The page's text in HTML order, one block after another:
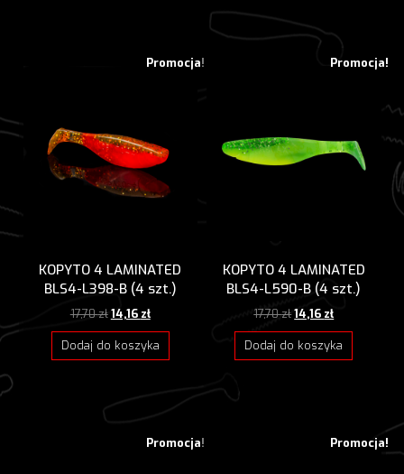
Promocja!
KOPYTO 4 LAMINATED
BLS4-L398-B (4 szt.)
17,70złPierwotna
cena
wynosiła:
17,70 zł.
14,16 złAktualna
cena
wynosi:
14,16 zł.
Dodaj do koszyka
Promocja!
KOPYTO 4 LAMINATED
BLS4-L590-B (4 szt.)
17,70złPierwotna
cena
wynosiła:
17,70 zł.
14,16 złAktualna
cena
wynosi:
14,16 zł.
Dodaj do koszyka
Promocja! Promocja!